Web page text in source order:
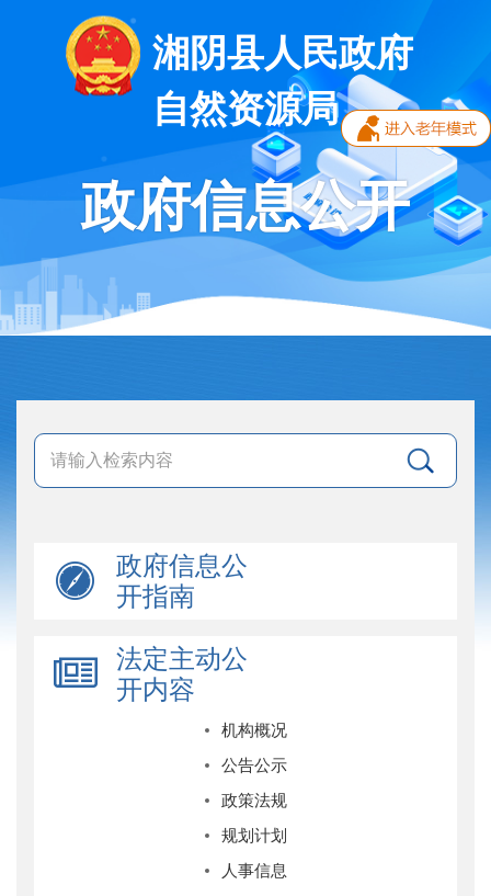
湘阴县人民政府
自然资源局
政府信息公开
政府信息公
开指南
法定主动公
开内容
机构概况
公告公示
政策法规
规划计划
人事信息